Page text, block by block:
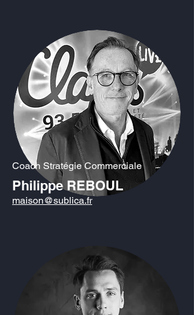
Coach Stratégie Commerciale
Philippe REBOUL
maison@sublica.fr